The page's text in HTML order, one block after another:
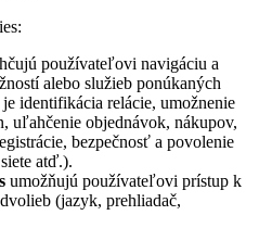
používateľovi navigáciu a
alebo služieb ponúkaných
identifikácia relácie, umožnenie
uľahčenie objednávok, nákupov,
bezpečnosť a povolenie
atď.).
umožňujú používateľovi prístup k
(jazyk, prehliadač,